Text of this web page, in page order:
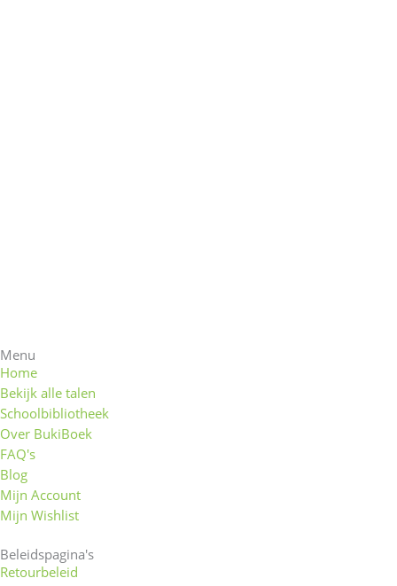
Menu
Home
Bekijk alle talen
Schoolbibliotheek
Over BukiBoek
FAQ's
Blog
Mijn Account
Mijn Wishlist
Beleidspagina's
Retourbeleid